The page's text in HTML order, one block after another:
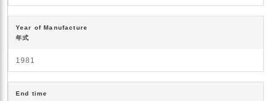
Year of Manufacture
年式
1981
End time